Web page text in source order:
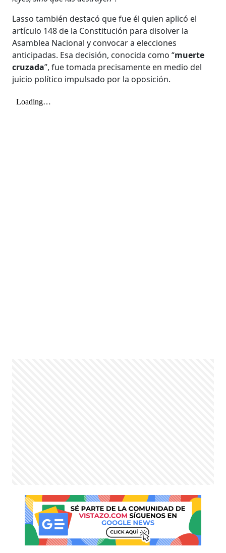
Lasso también destacó que fue él quien aplicó el
artículo 148 de la Constitución para disolver la
Asamblea Nacional y convocar a elecciones
anticipadas. Esa decisión, conocida como “muerte
cruzada”, fue tomada precisamente en medio del
juicio político impulsado por la oposición.